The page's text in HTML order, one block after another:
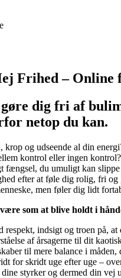
Frihed – Online
dig fri af
netop du kan.
og udseende al din
kontrol eller ingen kontrol?
fængsel, du umuligt kan
efter at føle dig rolig, fri og
men føler dig lidt
som at blive holdt i
respekt, indsigt og troen på,
af årsagerne til dit
til mere balance i
for skridt uge efter uge –
styrker og dermed din vej